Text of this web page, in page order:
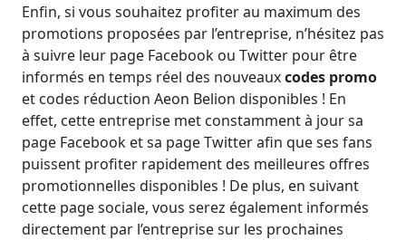
Enfin, si vous souhaitez profiter au maximum des
promotions proposées par l’entreprise, n’hésitez pas
à suivre leur page Facebook ou Twitter pour être
informés en temps réel des nouveauxcodes promo
et codes réduction Aeon Belion disponibles ! En
effet, cette entreprise met constamment à jour sa
page Facebook et sa page Twitter afin que ses fans
puissent profiter rapidement des meilleures offres
promotionnelles disponibles ! De plus, en suivant
cette page sociale, vous serez également informés
directement par l’entreprise sur les prochaines